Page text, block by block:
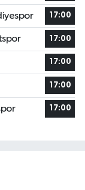
17:00
17:00
17:00
17:00
17:00